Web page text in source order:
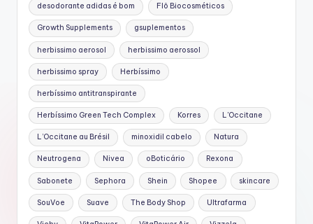
desodorante adidas é bom Flô Biocosméticos
Growth Supplements gsuplementos
herbissimo aerosol herbissimo aerossol
herbissimo spray Herbíssimo
herbíssimo antitranspirante
Herbíssimo Green Tech Complex Korres L'Occitane
L’Occitane au Brésil minoxidil cabelo Natura
Neutrogena Nivea oBoticário Rexona
Sabonete Sephora Shein Shopee skincare
SouVoe Suave The Body Shop Ultrafarma